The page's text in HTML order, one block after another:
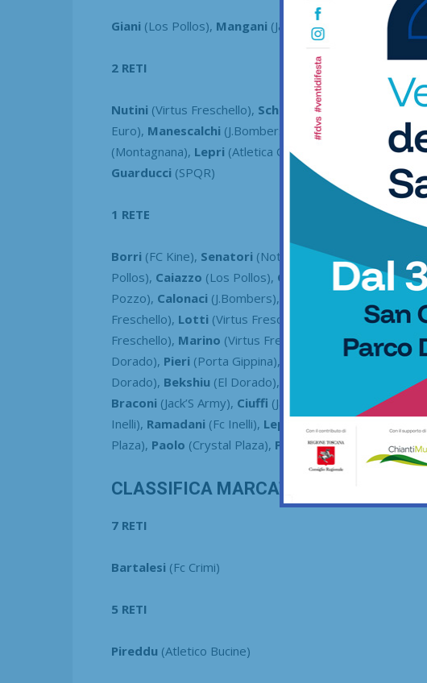
Giani (Los Pollos), Mangani (Jack’s Army), Biliotti
2 RETI
Nutini (Virtus Freschello), Schiazza (Virtus Freschello),
Euro), Manescalchi (J.Bombers), Frosecchi (Al Pozzo),
(Montagnana), Lepri (Atletica Cinquippe), (Porta
Guarducci (SPQR)
1 RETE
Borri (FC Kine), Senatori (Nottingham Pesa),
Pollos), Caiazzo (Los Pollos), Chiani (Atl. Euro),Piazzini
Pozzo), Calonaci (J.Bombers),
Freschello), Lotti (Virtus Freschello), (Virtus
Freschello), Marino (Virtus Freschello), Conti
Dorado), Pieri (Porta Gippina), (Porta
Dorado), Bekshiu (El Dorado), Bacci
Braconi (Jack’S Army), Ciuffi (Jack’S Army), Lensi(Jack’S
Inelli), Ramadani (Fc Inelli), Lepri
Plaza), Paolo (Crystal Plaza), Poggi(Atletico Bucine),
CLASSIFICA MARCATORI CHAMPIONS
7 RETI
Bartalesi (Fc Crimi)
5 RETI
Pireddu (Atletico Bucine)